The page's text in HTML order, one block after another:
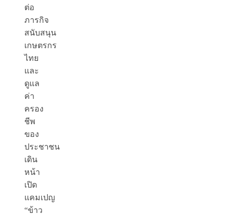
ต่อ
ภารกิจ
สนับสนุน
เกษตรกร
ไทย
และ
ดูแล
ค่า
ครอง
ชีพ
ของ
ประชาชน
เดิน
หน้า
เปิด
แคมเปญ
“ข้าว